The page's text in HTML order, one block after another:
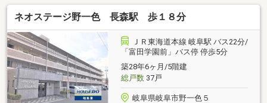
当たりのよい南向きバルコニー◇イオンタウン北方ま
で徒歩９分◇近隣にはスーパー等のお店が充実！◇主
要道路までアクセス良好！◇アピタ北方店まで車で６
分◇モレラ岐阜まで車で１４分◇JR西岐阜駅まで車で
１４分まだ検討中の方も大歓迎です！実際に見ること
で、暮らしのイメージがぐっと具体的になります。ま
ずはお気軽にご見学予約をお待ちしております！お気
軽にお問い合わせください。
ネオステージ野一色 長森駅 歩１８分
ＪＲ東海道本線 岐阜駅 バス22分/
「富田学園前」バス停 停歩5分
築28年6ヶ月/5階建
総戸数37戸
岐阜県岐阜市野一色５